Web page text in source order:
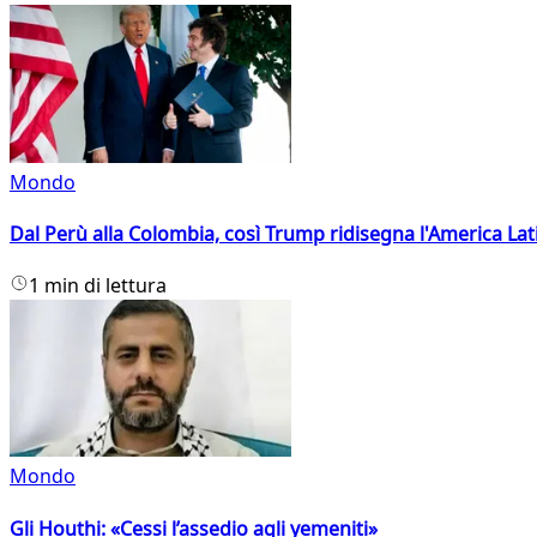
Mondo
Dal Perù alla Colombia, così Trump ridisegna l'America
1 min di lettura
Mondo
Gli Houthi: «Cessi l’assedio agli yemeniti»